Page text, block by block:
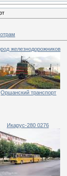
железнодорожников
Оршанский транспорт
Икарус-280 0276